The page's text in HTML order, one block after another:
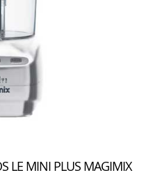
LE MINI PLUS MAGIMIX